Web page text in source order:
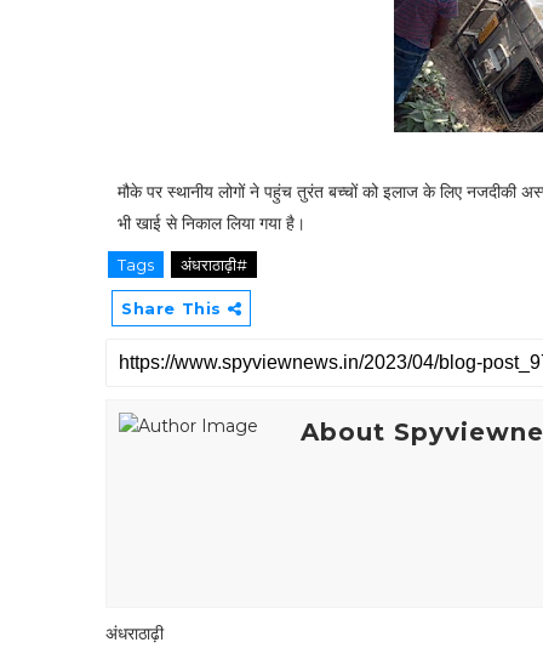
मौके पर स्थानीय लोगों ने पहुंच तुरंत बच्चों को इलाज के लिए नजदीकी
भी खाई से निकाल लिया गया है।
Tags अंधराठाढ़ी#
Share This
About
अंधराठाढ़ी